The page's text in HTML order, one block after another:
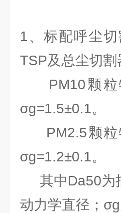
1、标配呼尘
TSP及总尘切割
PM10颗粒
σg=1.5±0.1。
PM2.5颗粒
σg=1.2±0.1。
其中Da50为
动力学直径；